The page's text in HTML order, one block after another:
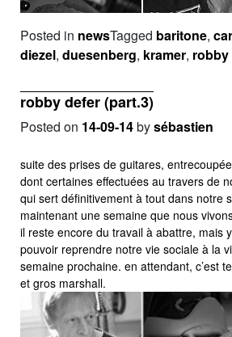
Posted in newsTagged baritone,
diezel, duesenberg, kramer, robby
robby defer (part.3)
Posted on 14-09-14bysébastien
suite des prises de guitares,
dont certaines effectuées au travers de
qui sert définitivement à tout dans notre
maintenant une semaine que nous
il reste encore du travail à abattre, mais
pouvoir reprendre notre vie sociale à la
semaine prochaine. en attendant, c’est
et gros marshall.